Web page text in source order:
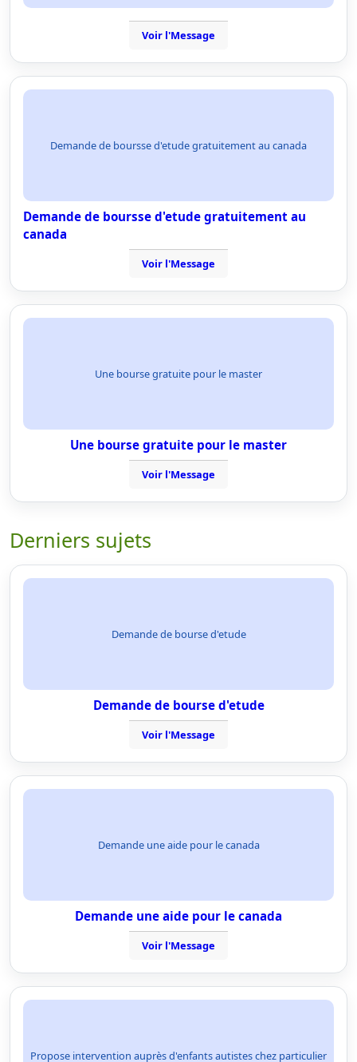
Voir l'Message
Demande de boursse d'etude gratuitement au canada
Demande de boursse d'etude gratuitement au
canada
Voir l'Message
Une bourse gratuite pour le master
Une bourse gratuite pour le master
Voir l'Message
Derniers sujets
Demande de bourse d'etude
Demande de bourse d'etude
Voir l'Message
Demande une aide pour le canada
Demande une aide pour le canada
Voir l'Message
Propose intervention auprès d'enfants autistes chez particulier